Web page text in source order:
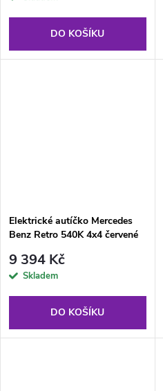
DO KOŠÍKU
Elektrické autíčko Mercedes
Benz Retro 540K 4x4 červené
9 394 Kč
Skladem
DO KOŠÍKU